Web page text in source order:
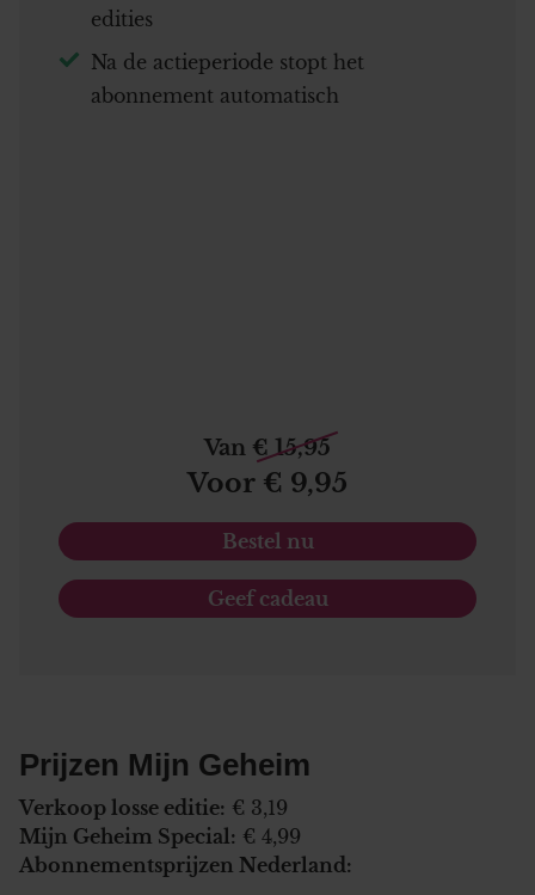
edities
Na de actieperiode stopt het
abonnement automatisch
Van € 15,95
Voor € 9,95
Bestel nu
Geef cadeau
Prijzen Mijn Geheim
Verkoop losse editie: € 3,19
Mijn Geheim Special: € 4,99
Abonnementsprijzen Nederland: